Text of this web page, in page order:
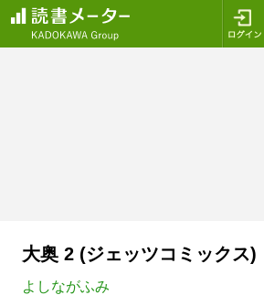
大奥 2 (ジェッツコミックス)
よしながふみ